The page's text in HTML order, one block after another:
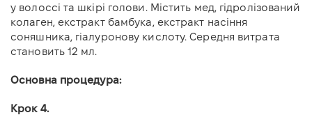
у волоссі та шкірі голови. Містить мед, гідролізований
колаген, екстракт бамбука, екстракт насіння
соняшника, гіалуронову кислоту. Середня витрата
становить 12 мл.
Основна процедура:
Крок 4.